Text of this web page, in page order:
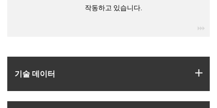
기술 데이터
작동하고 있습니다.